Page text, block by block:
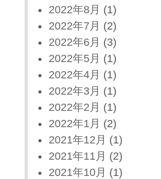
2022年8月 (1)
2022年7月 (2)
2022年6月 (3)
2022年5月 (1)
2022年4月 (1)
2022年3月 (1)
2022年2月 (1)
2022年1月 (2)
2021年12月 (1)
2021年11月 (2)
2021年10月 (1)